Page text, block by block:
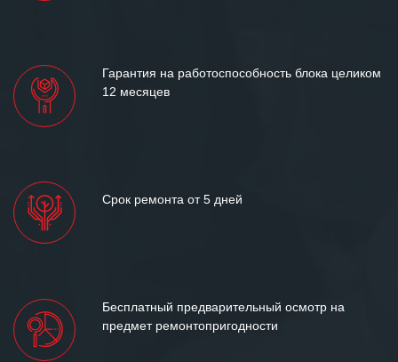
Гарантия на работоспособность блока целиком
12 месяцев
Срок ремонта от 5 дней
Бесплатный предварительный осмотр на
предмет ремонтопригодности